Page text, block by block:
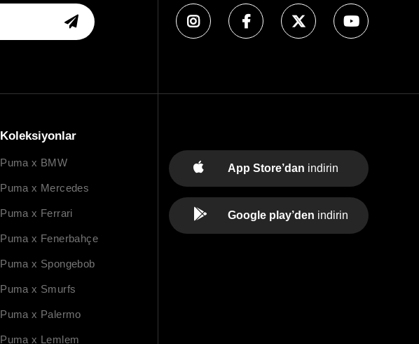
Koleksiyonlar
Puma x BMW
Puma x Mercedes
Puma x Ferrari
Puma x Fenerbahçe
Puma x Spongebob
Puma x Smurfs
Puma x Palermo
Puma x Lemlem
App Store’dan indirin
Google play’den indirin